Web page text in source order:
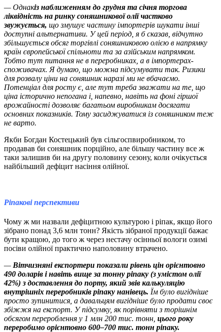
— Однакіз наближенням до грудня та січня торгова
ліквідність на ринку соняшникової олії частково
звужується, що змушує частину імпортерів шукати інші
доступні альтернативи. У цей період, я б сказав, відчутно
збільшується обсяг торгівлі соняшниковою олією в напрямку
країн європейської спільноти та за азійським напрямком.
Тобто тут питання не в переробниках, а в імпортерах-
споживачах. Я думаю, що можна підсумувати так. Ризики
для розвалу ціни на соняшник наразі ми не вбачаємо.
Потенціал для росту є, але тут треба зважати на те, що
ціна історично непогана і, напевно, навіть на фоні гіршої
врожайності дозволяє багатьом виробникам досягати
основних показників. Тому засиджуватися із соняшником теж
не варто.
Якби Богдан Костецький був сільгоспвиробником, то
продавав би соняшник порційно, але більшу частину все ж
таки залишив би на другу половину сезону, коли очікується
найбільший дефіцит насіння олійної.
Ріпакові перспективи
Чому ж ми назвали дефіцитною культурою і ріпак, якщо його
зібрано понад 3,6 млн тонн? Якість зібраної продукції бажає
бути кращою, до того ж через нестачу осінньої вологи озимі
посіви олійної практично наполовину втрачено.
— Вітчизняні експортери показали рівень цін орієнтовно
490 доларів і навіть вище за тонну ріпаку (з умістом олії
42%) з доставлення до порту, який звів калькуляцію
внутрішніх переробників ріпаку нанівець. Їм було вигідніше
просто зупинитися, а давальцям вигідніше було продати своє
збіжжя на експорт. У підсумку, як порівняти з торішнім
обсягом перероблення у 1 млн 200 тис. тонн, цього року
переробимо орієнтовно 600‒700 тис. тонн ріпаку.